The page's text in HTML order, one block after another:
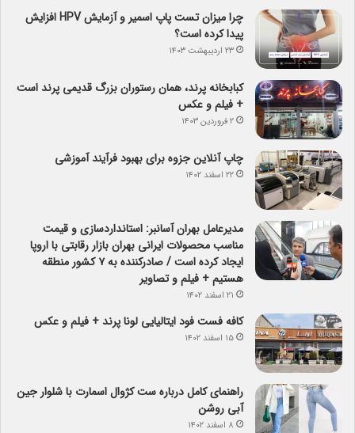
چرا میزان تست پاپ اسمیر و آزمایش HPV افزایش
پیدا کرده است؟
۲۳ اردیبهشت ۱۴۰۳
کبابخانه پرند، همان رستوران بزرگ قدیمی پرند است
+ فیلم و عکس
۲ فروردین ۱۴۰۳
چاپ آنلاین جزوه برای بهبود فرآیند آموزشی
۲۲ اسفند ۱۴۰۲
مدیرعامل بهران آسانبر: استانداردسازی و قیمت
مناسب محصولات ایرانی بهران بازار رقابتی با اروپا
ایجاد کرده است / صادرکننده به ۷ کشور منطقه
هستیم + فیلم و تصاویر
۲۱ اسفند ۱۴۰۲
کافه فست فود ایتالیایی لونا پرند + فیلم و عکس
۱۵ اسفند ۱۴۰۲
راهنمای کامل درباره ست کژوال اسمارت با شلوار جین
آبی روشن
۸ اسفند ۱۴۰۲